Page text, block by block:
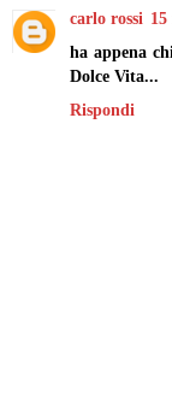
carlo rossi
ha appena
Dolce Vita...
Rispondi